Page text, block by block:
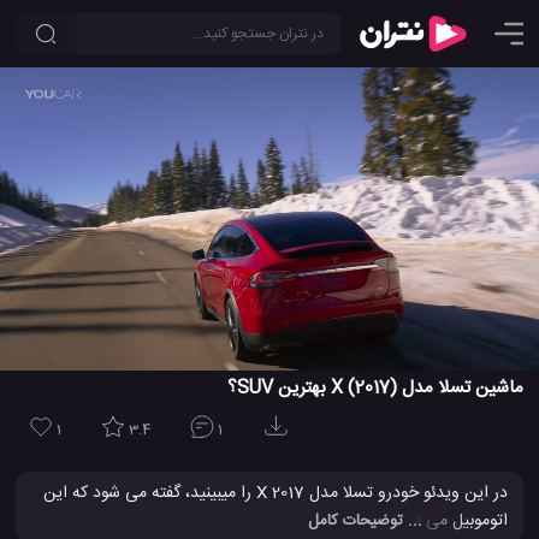
ماشین تسلا مدل X (2017) بهترین SUV؟
1 3.4 1
در این ویدئو خودرو تسلا مدل X 2017 را میبینید، گفته می شود که این
... توضیحات کامل